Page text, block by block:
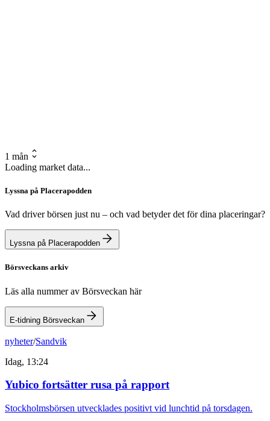
1 mån
Loading market data...
Lyssna på Placerapodden
Vad driver börsen just nu – och vad betyder det för dina placeringar?
Lyssna på Placerapodden
Börsveckans arkiv
Läs alla nummer av Börsveckan här
E-tidning Börsveckan
nyheter/Sandvik
Idag, 13:24
Yubico fortsätter rusa på rapport
Stockholmsbörsen utvecklades positivt vid lunchtid på torsdagen.